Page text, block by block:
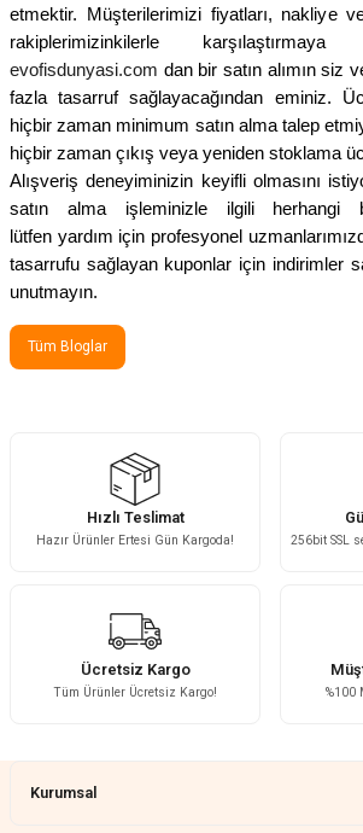
etmektir. Müşterilerimizi fiyatları, nakliye
rakiplerimizinkilerle
evofisdunyasi.com dan bir satın alımın siz
fazla tasarruf sağlayacağından eminiz.
hiçbir zaman minimum satın alma talep
hiçbir zaman çıkış veya yeniden stoklama
Alışveriş deneyiminizin keyifli olmasını
satın alma işleminizle ilgili herhangi
lütfen yardım için profesyonel
tasarrufu sağlayan kuponlar için indirimler
unutmayın.
Tüm Bloglar
Hızlı Teslimat
Hazır Ürünler Ertesi Gün Kargoda! 256bit SSL
Ücretsiz Kargo
Tüm Ürünler Ücretsiz Kargo! %100
Kurumsal